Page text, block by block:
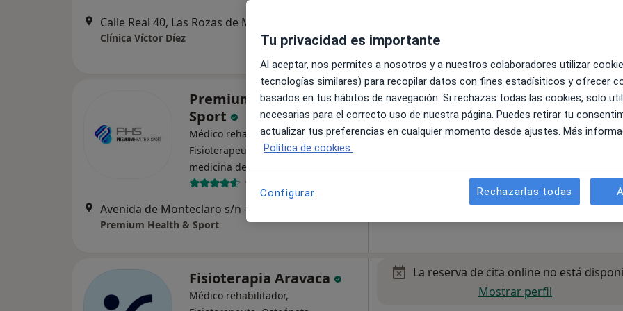
Calle Real 40, Las Rozas de Madrid
Clínica Víctor Díez
Premium Health &
Sport
Médico rehabilitador,
Fisioterapeuta, Especialista en
medicina del deporte
10 opiniones
Premium Health & Sport
La reserva de cita online no está
Mostrar perfil
Fisioterapia Aravaca
Médico rehabilitador,
La reserva de cita online no está
Mostrar perfil
Tu privacidad es importante
Al aceptar, nos permites a nosotros y a nuestros colaboradores utilizar
tecnologías similares) para recopilar datos con fines estadísiticos y ofrecer
basados en tus hábitos de navegación. Si rechazas todas las cookies, solo
necesarias para el correcto uso de nuestra página. Puedes retirar tu
actualizar tus preferencias en cualquier momento desde ajustes. Más
Política de cookies.
Configurar Rechazarlas todas